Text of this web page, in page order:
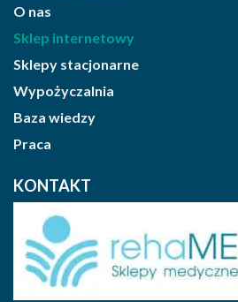
O nas
Sklep internetowy
Sklepy stacjonarne
Wypożyczalnia
Baza wiedzy
Praca
KONTAKT